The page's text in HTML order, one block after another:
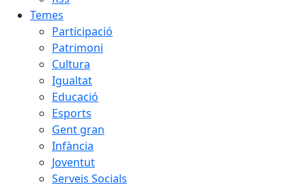
Temes
Participació
Patrimoni
Cultura
Igualtat
Educació
Esports
Gent gran
Infància
Joventut
Serveis Socials